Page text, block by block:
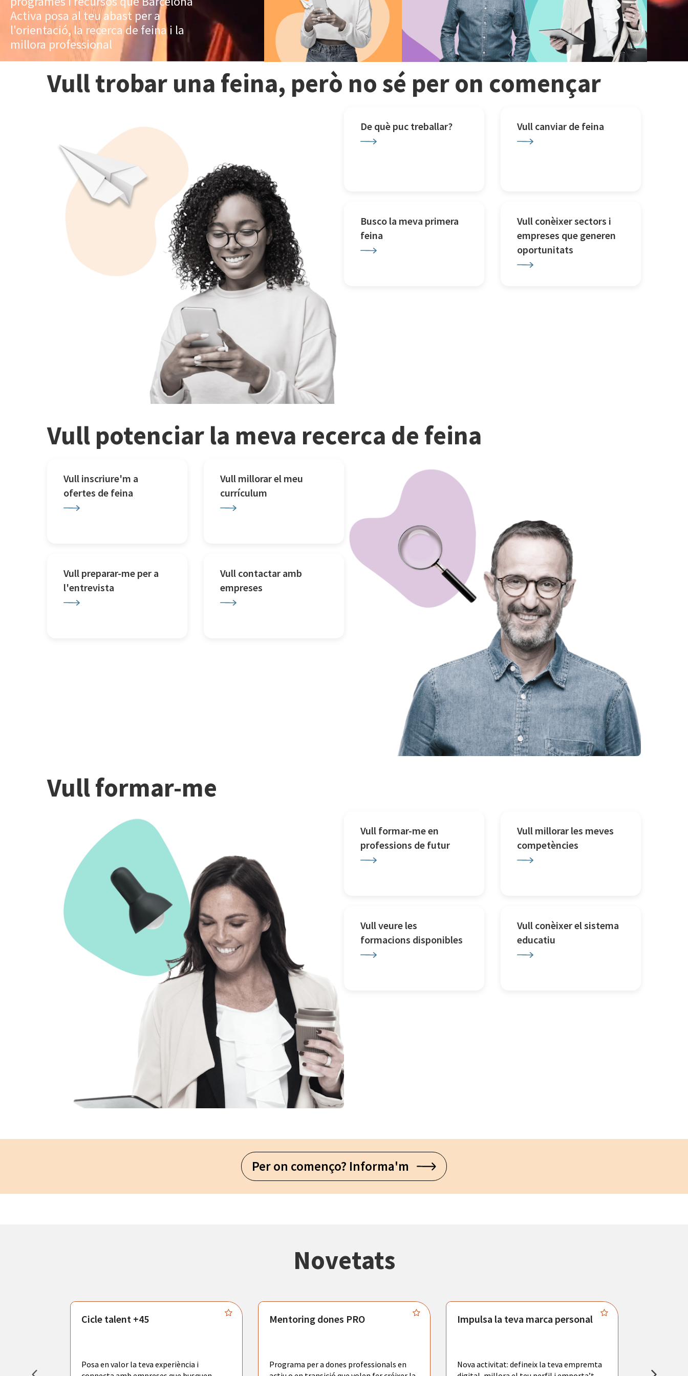
Activa posa al teu abast per a
l'orientació, la recerca de feina i la
millora professional
Vull trobar una feina, però no sé per on començar
De què puc treballar? Vull canviar de feina
Busco la meva primera
feina
Vull conèixer sectors i
empreses que generen
oportunitats
Vull potenciar la meva recerca de feina
Vull inscriure'm a
ofertes de feina
Vull millorar el meu
currículum
Vull preparar-me per a
l'entrevista
Vull contactar amb
empreses
Vull formar-me
Vull formar-me en
professions de futur
Vull millorar les meves
competències
Vull veure les
formacions disponibles
Vull conèixer el sistema
educatiu
Per on començo? Informa'm
Novetats
Cicle talent +45
Posa en valor la teva experiència i
Mentoring dones PRO
Programa per a dones professionals en
Impulsa la teva marca personal
Nova activitat: defineix la teva empremta